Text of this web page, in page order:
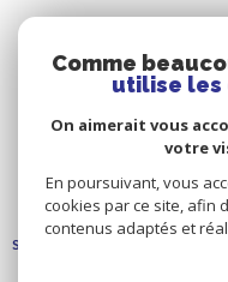
570 m²
SÉLECTIONNER
Comme
utilise les
On aimerait vous
votre
En poursuivant, vous
cookies par ce site, afin
contenus adaptés et